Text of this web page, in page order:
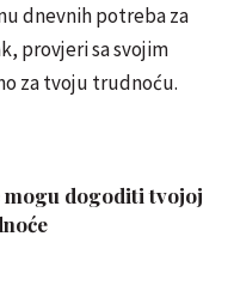
dnevnih potreba za
provjeri sa svojim
za tvoju trudnoću.
mogu dogoditi tvojoj